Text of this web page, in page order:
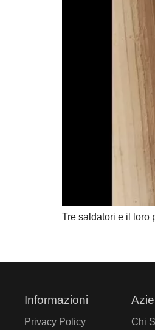
Tre saldatori e il loro
Informazioni
Privacy Policy Chi